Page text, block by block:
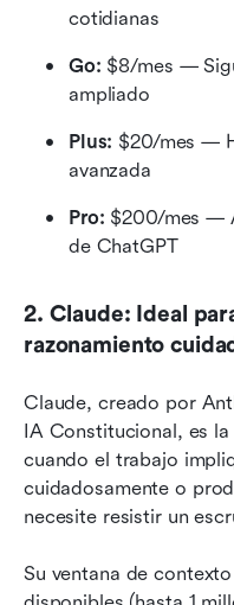
cotidianas
Go: $8/mes —
ampliado
Plus: $20/mes —
avanzada
Pro: $200/mes —
de ChatGPT
2. Claude: Ideal
razonamiento
Claude, creado por
IA Constitucional, es
cuando el trabajo
cuidadosamente o
necesite resistir un
Su ventana de